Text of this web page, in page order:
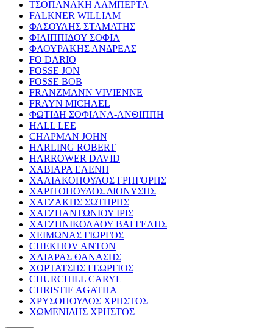
ΤΣΟΠΑΝΑΚΗ ΑΛΜΠΕΡΤΑ
FALKNER WILLIAM
ΦΑΣΟΥΛΗΣ ΣΤΑΜΑΤΗΣ
ΦΙΛΙΠΠΙΔΟΥ ΣΟΦΙΑ
ΦΛΟΥΡΑΚΗΣ ΑΝΔΡΕΑΣ
FO DARIO
FOSSE JON
FOSSE BOB
FRANZMANN VIVIENNE
FRAYN MICHAEL
ΦΩΤΙΔΗ ΣΟΦΙΑΝΑ-ΑΝΘΙΠΠΗ
HALL LEE
CHAPMAN JOHN
HARLING ROBERT
HARROWER DAVID
ΧΑΒΙΑΡΑ ΕΛΕΝΗ
ΧΑΛΙΑΚΟΠΟΥΛΟΣ ΓΡΗΓΟΡΗΣ
ΧΑΡΙΤΟΠΟΥΛΟΣ ΔΙΟΝΥΣΗΣ
ΧΑΤΖΑΚΗΣ ΣΩΤΗΡΗΣ
ΧΑΤΖΗΑΝΤΩΝΙΟΥ ΙΡΙΣ
ΧΑΤΖΗΝΙΚΟΛΑΟΥ ΒΑΓΓΕΛΗΣ
ΧΕΙΜΩΝΑΣ ΓΙΩΡΓΟΣ
CHEKHOV ANTON
ΧΛΙΑΡΑΣ ΘΑΝΑΣΗΣ
ΧΟΡΤΑΤΣΗΣ ΓΕΩΡΓΙΟΣ
CHURCHILL CARYL
CHRISTIE AGATHA
ΧΡΥΣΟΠΟΥΛΟΣ ΧΡΗΣΤΟΣ
ΧΩΜΕΝΙΔΗΣ ΧΡΗΣΤΟΣ